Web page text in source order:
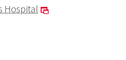
Hospital